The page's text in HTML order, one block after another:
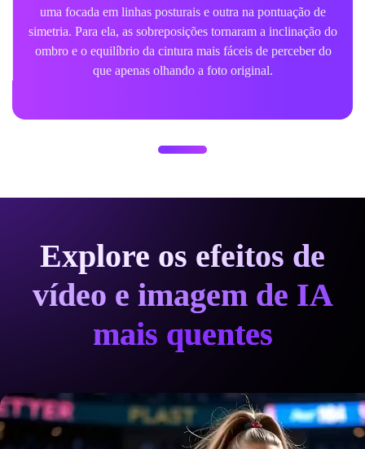
uma focada em linhas posturais e outra na pontuação de
simetria. Para ela, as sobreposições tornaram a inclinação do
ombro e o equilíbrio da cintura mais fáceis de perceber do
que apenas olhando a foto original.
Explore os efeitos de
vídeo e imagem de IA
mais quentes